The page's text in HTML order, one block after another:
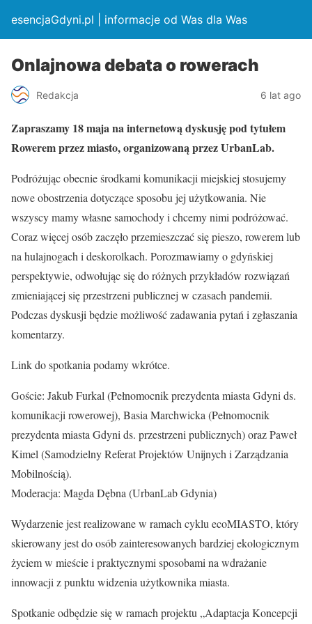
esencjaGdyni.pl | informacje od Was dla Was
Onlajnowa debata o rowerach
Redakcja 6 lat ago
Zapraszamy 18 maja na internetową dyskusję pod tytułem
Rowerem przez miasto, organizowaną przez UrbanLab.
Podróżując obecnie środkami komunikacji miejskiej stosujemy
nowe obostrzenia dotyczące sposobu jej użytkowania. Nie
wszyscy mamy własne samochody i chcemy nimi podróżować.
Coraz więcej osób zaczęło przemieszczać się pieszo, rowerem lub
na hulajnogach i deskorolkach. Porozmawiamy o gdyńskiej
perspektywie, odwołując się do różnych przykładów rozwiązań
zmieniającej się przestrzeni publicznej w czasach pandemii.
Podczas dyskusji będzie możliwość zadawania pytań i zgłaszania
komentarzy.
Link do spotkania podamy wkrótce.
Goście: Jakub Furkal (Pełnomocnik prezydenta miasta Gdyni ds.
komunikacji rowerowej), Basia Marchwicka (Pełnomocnik
prezydenta miasta Gdyni ds. przestrzeni publicznych) oraz Paweł
Kimel (Samodzielny Referat Projektów Unijnych i Zarządzania
Mobilnością).
Moderacja: Magda Dębna (UrbanLab Gdynia)
Wydarzenie jest realizowane w ramach cyklu ecoMIASTO, który
skierowany jest do osób zainteresowanych bardziej ekologicznym
życiem w mieście i praktycznymi sposobami na wdrażanie
innowacji z punktu widzenia użytkownika miasta.
Spotkanie odbędzie się w ramach projektu „Adaptacja Koncepcji